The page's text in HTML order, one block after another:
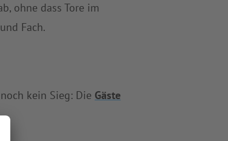
ohne dass Tore im
Fach.
kein Sieg: Die Gäste